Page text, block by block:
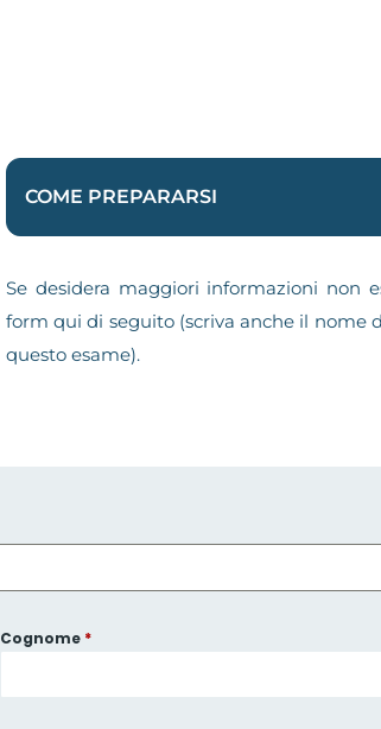
COME PREPARARSI
Se desidera maggiori informazioni non
form qui di seguito (scriva anche il nome
questo esame).
Cognome *